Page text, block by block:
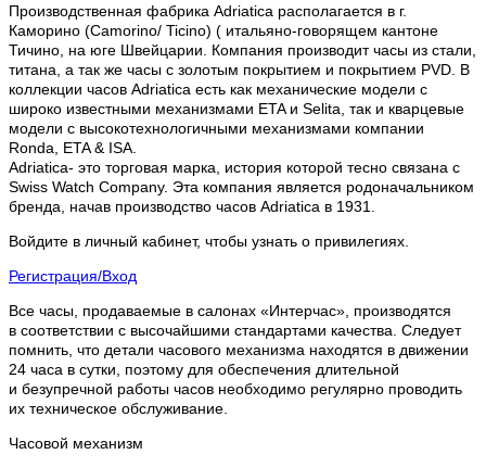
Производственная фабрика Adriatica располагается в г.
Каморино (Camorino/ Ticino) ( итальяно-говорящем кантоне
Тичино, на юге Швейцарии. Компания производит часы из стали,
титана, а так же часы с золотым покрытием и покрытием PVD. В
коллекции часов Adriatica есть как механические модели с
широко известными механизмами ETA и Selita, так и кварцевые
модели с высокотехнологичными механизмами компании
Ronda, ETA & ISA.
Adriatica- это торговая марка, история которой тесно связана с
Swiss Watch Company. Эта компания является родоначальником
бренда, начав производство часов Adriatica в 1931.
Войдите в личный кабинет, чтобы узнать о привилегиях.
Регистрация/Вход
Все часы, продаваемые в салонах «Интерчас», производятся
в соответствии с высочайшими стандартами качества. Следует
помнить, что детали часового механизма находятся в движении
24 часа в сутки, поэтому для обеспечения длительной
и безупречной работы часов необходимо регулярно проводить
их техническое обслуживание.
Часовой механизм